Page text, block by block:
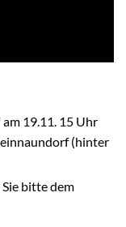
19.11. 15 Uhr
(hinter
bitte dem